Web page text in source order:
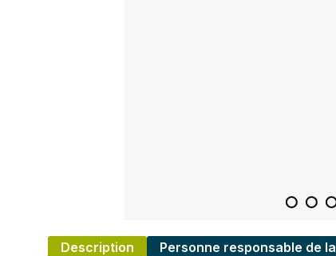
Description Personne responsable de